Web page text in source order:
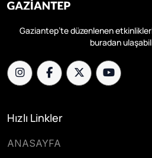
Gaziantep’te düzenlenen
buradan
Hızlı Linkler
ANASAYFA